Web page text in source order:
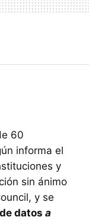
60
informa el
y
sin ánimo
y se
datos a